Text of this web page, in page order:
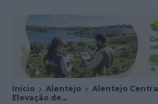
Início Alentejo Alentejo Central
Elevação de...